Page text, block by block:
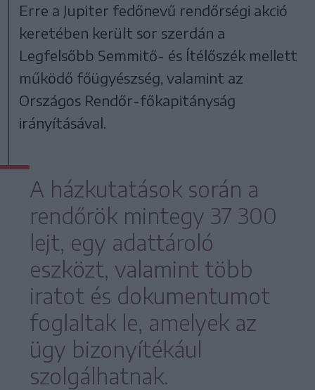
Erre a Jupiter fedőnevű rendőrségi akció
keretében került sor szerdán a
Legfelsőbb Semmitő- és Ítélőszék mellett
működő főügyészség, valamint az
Országos Rendőr-főkapitányság
irányításával.
A házkutatások során a
rendőrök mintegy 37 300
lejt, egy adattároló
eszközt, valamint több
iratot és dokumentumot
foglaltak le, amelyek az
ügy bizonyítékául
szolgálhatnak.